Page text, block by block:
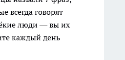
всегда говорят
люди — вы их
каждый день